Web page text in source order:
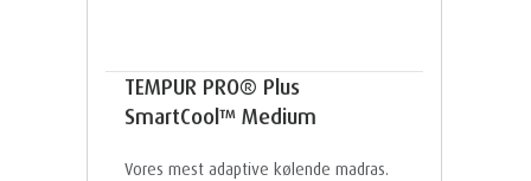
TEMPUR PRO® Plus
SmartCool™ Medium
Vores mest adaptive kølende madras.